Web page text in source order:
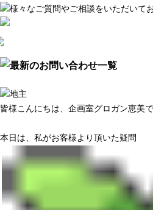
皆様こんにちは、企画室グロガン恵美で
本日は、私がお客様より頂いた疑問